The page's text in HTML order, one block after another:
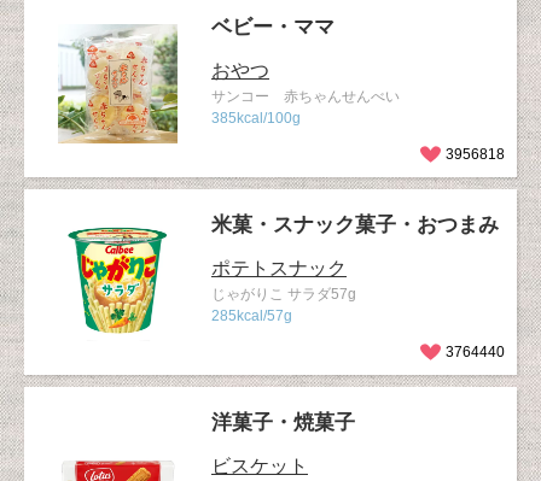
ベビー・ママ
おやつ
サンコー 赤ちゃんせんべい
385kcal/100g
3956818
米菓・スナック菓子・おつまみ
ポテトスナック
じゃがりこ サラダ57g
285kcal/57g
3764440
洋菓子・焼菓子
ビスケット